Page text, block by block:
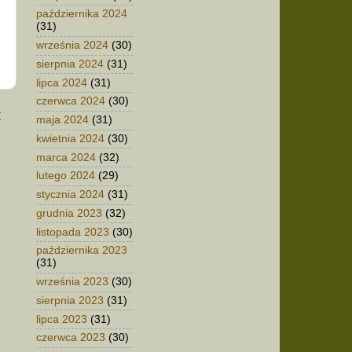
października 2024
(31)
września 2024 (30)
sierpnia 2024 (31)
lipca 2024 (31)
czerwca 2024 (30)
maja 2024 (31)
kwietnia 2024 (30)
marca 2024 (32)
lutego 2024 (29)
stycznia 2024 (31)
grudnia 2023 (32)
listopada 2023 (30)
października 2023
(31)
września 2023 (30)
sierpnia 2023 (31)
lipca 2023 (31)
czerwca 2023 (30)